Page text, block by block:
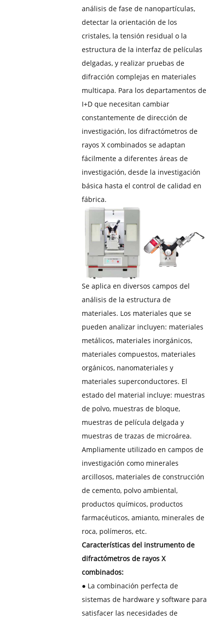
análisis de fase de nanopartículas,
detectar la orientación de los
cristales, la tensión residual o la
estructura de la interfaz de películas
delgadas, y realizar pruebas de
difracción complejas en materiales
multicapa. Para los departamentos de
I+D que necesitan cambiar
constantemente de dirección de
investigación, los difractómetros de
rayos X combinados se adaptan
fácilmente a diferentes áreas de
investigación, desde la investigación
básica hasta el control de calidad en
fábrica.
Se aplica en diversos campos del
análisis de la estructura de
materiales. Los materiales que se
pueden analizar incluyen: materiales
metálicos, materiales inorgánicos,
materiales compuestos, materiales
orgánicos, nanomateriales y
materiales superconductores. El
estado del material incluye: muestras
de polvo, muestras de bloque,
muestras de película delgada y
muestras de trazas de microárea.
Ampliamente utilizado en campos de
investigación como minerales
arcillosos, materiales de construcción
de cemento, polvo ambiental,
productos químicos, productos
farmacéuticos, amianto, minerales de
roca, polímeros, etc.
Características del instrumento de
difractómetros de rayos X
combinados:
● La combinación perfecta de
sistemas de hardware y software para
satisfacer las necesidades de